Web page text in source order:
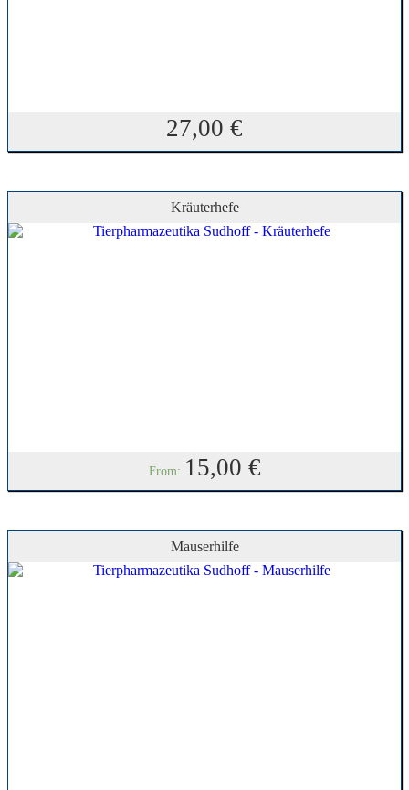
27,00 €
Kräuterhefe
From: 15,00 €
Mauserhilfe